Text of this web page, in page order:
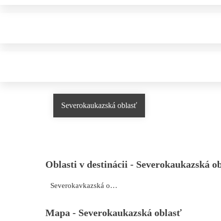
Severokaukazská oblasť
Oblasti v destinácii - Severokaukazská
Severokavkazská oblasť
Mapa - Severokaukazská oblasť